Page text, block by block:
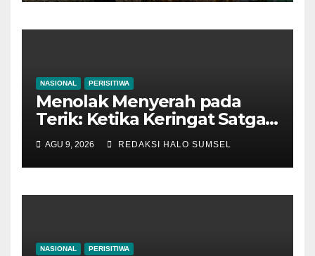
NASIONAL PERISITIWA
Menolak Menyerah pada
Terik: Ketika Keringat Satgas
TMMD 129 Bojonegoro dan
Warga Kesongo Menyatu
Demi Jalan Masa Depan
AGU 9, 2026 REDAKSI HALO SUMSEL
NASIONAL PERISITIWA